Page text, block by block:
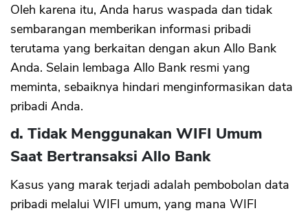
Oleh karena itu, Anda harus waspada dan tidak
sembarangan memberikan informasi pribadi
terutama yang berkaitan dengan akun Allo Bank
Anda. Selain lembaga Allo Bank resmi yang
meminta, sebaiknya hindari menginformasikan data
pribadi Anda.
d. Tidak Menggunakan WIFI Umum
Saat Bertransaksi Allo Bank
Kasus yang marak terjadi adalah pembobolan data
pribadi melalui WIFI umum, yang mana WIFI